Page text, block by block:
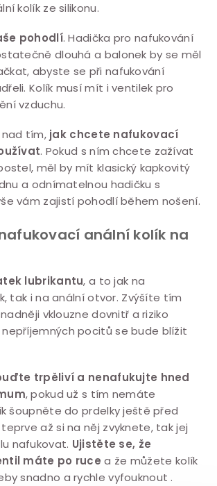
kolík ze silikonu.
pohodlí. Hadička pro nafukování
dlouhá a balonek by se měl
abyste se při nafukování
Kolík musí mít i ventilek pro
vzduchu.
tím, jak chcete nafukovací
. Pokud s ním chcete zažívat
měl by mít klasický kapkovitý
a odnímatelnou hadičku s
vám zajistí pohodlí během nošení.
anální kolík na
lubrikantu, a to jak na
tak i na anální otvor. Zvýšíte tím
vklouzne dovnitř a riziko
pocitů se bude blížit
trpěliví a nenafukujte hned
, pokud už s tím nemáte
šoupněte do prdelky ještě před
až si na něj zvyknete, tak jej
nafukovat. Ujistěte se, že
máte po ruce a že můžete kolík
snadno a rychle vyfouknout .